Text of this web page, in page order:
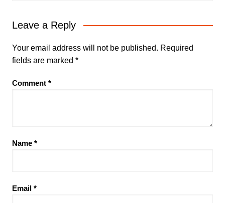
Leave a Reply
Your email address will not be published. Required
fields are marked *
Comment *
Name *
Email *